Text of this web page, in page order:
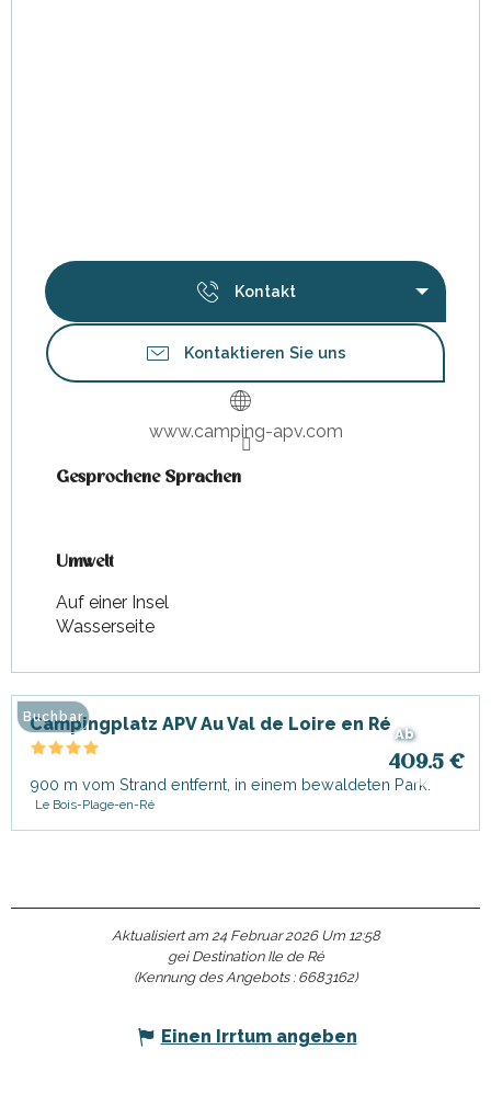
Kontakt
Kontaktieren Sie uns
www.camping-apv.com
Gesprochene Sprachen
Gesprochene Sprachen
Umwelt
Umwelt
Auf einer Insel
Wasserseite
Ab
409.5 €
Campingplatz APV Au Val de Loire en Ré
900 m vom Strand entfernt, in einem bewaldeten Park.
Le Bois-Plage-en-Ré
Buchbar
Aktualisiert am 24 Februar 2026 Um 12:58
gei Destination Ile de Ré
(Kennung des Angebots : 6683162)
Einen Irrtum angeben